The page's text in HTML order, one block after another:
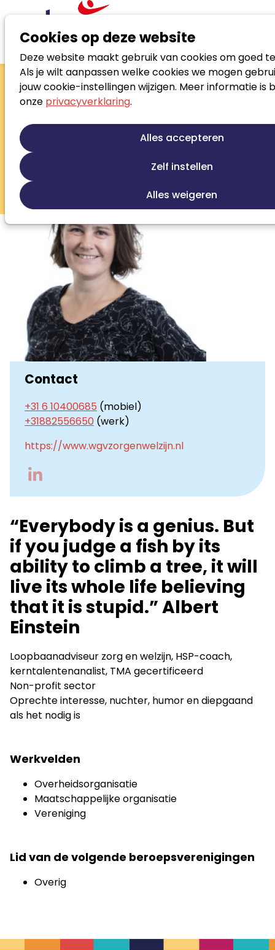
Cookies op deze website
Deze website maakt gebruik van cookies om goed
Als je wilt aanpassen welke cookies we mogen
jouw cookie-instellingen wijzigen. Meer informatie is
onze privacyverklaring.
Alles accepteren
Zelf instellen
Alles weigeren
Zoek loopbaanspecialist
Cili Even
Adviseur duurzame inzetbaarheid /
coach
Loopbaanontwikkeling
Talentontwikkeling
Persoonlijke ontwikkeling
Beroepskeuze begeleiding
Ontwikkeling loopbaanbeleid
Contact
+31 6 10400685 (mobiel)
+31882556650 (werk)
https://www.wgvzorgenwelzijn.nl
“Everybody is a genius. But
if you judge a fish by its
ability to climb a tree, it will
live its whole life believing
that it is stupid.” Albert
Einstein
Loopbaanadviseur zorg en welzijn, HSP-coach,
kerntalentenanalist, TMA gecertificeerd
Non-profit sector
Oprechte interesse, nuchter, humor en diepgaand
als het nodig is
Werkvelden
Overheidsorganisatie
Maatschappelijke organisatie
Vereniging
Lid van de volgende beroepsverenigingen
Overig